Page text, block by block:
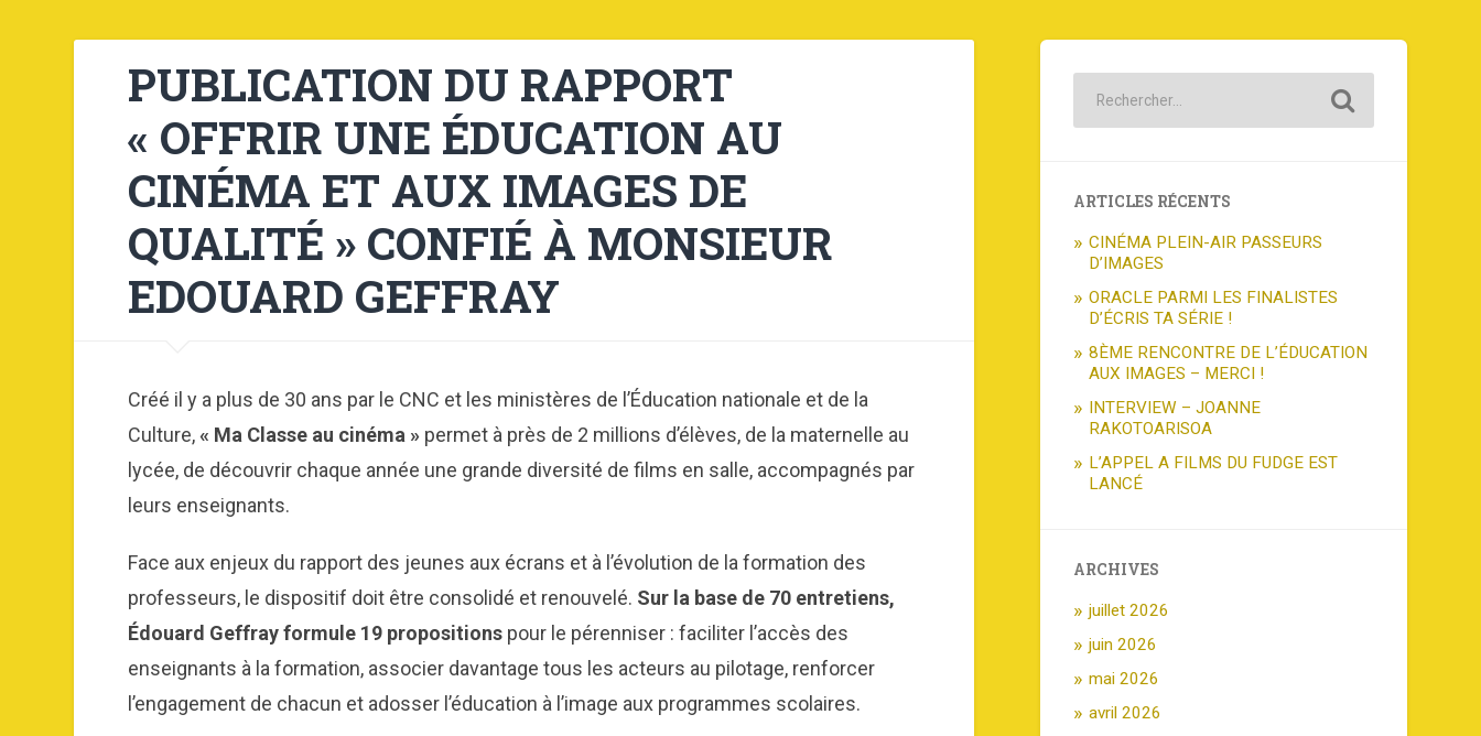
PUBLICATION DU RAPPORT
« OFFRIR UNE ÉDUCATION AU
CINÉMA ET AUX IMAGES DE
QUALITÉ » CONFIÉ À MONSIEUR
EDOUARD GEFFRAY
Créé il y a plus de 30 ans par le CNC et les ministères de l’Éducation nationale et de la
Culture,« Ma Classe au cinéma » permet à près de 2 millions d’élèves, de la maternelle au
lycée, de découvrir chaque année une grande diversité de films en salle, accompagnés par
leurs enseignants.
Face aux enjeux du rapport des jeunes aux écrans et à l’évolution de la formation des
professeurs, le dispositif doit être consolidé et renouvelé. Sur la base de 70 entretiens,
Édouard Geffray formule 19 propositions pour le pérenniser : faciliter l’accès des
enseignants à la formation, associer davantage tous les acteurs au pilotage, renforcer
l’engagement de chacun et adosser l’éducation à l’image aux programmes scolaires.
ARTICLES RÉCENTS
CINÉMA PLEIN-AIR PASSEURS
D’IMAGES
ORACLE PARMI LES FINALISTES
D’ÉCRIS TA SÉRIE !
8ÈME RENCONTRE DE L’ÉDUCATION
AUX IMAGES – MERCI !
INTERVIEW – JOANNE
RAKOTOARISOA
L’APPEL A FILMS DU FUDGE EST
LANCÉ
ARCHIVES
juillet 2026
juin 2026
mai 2026
avril 2026